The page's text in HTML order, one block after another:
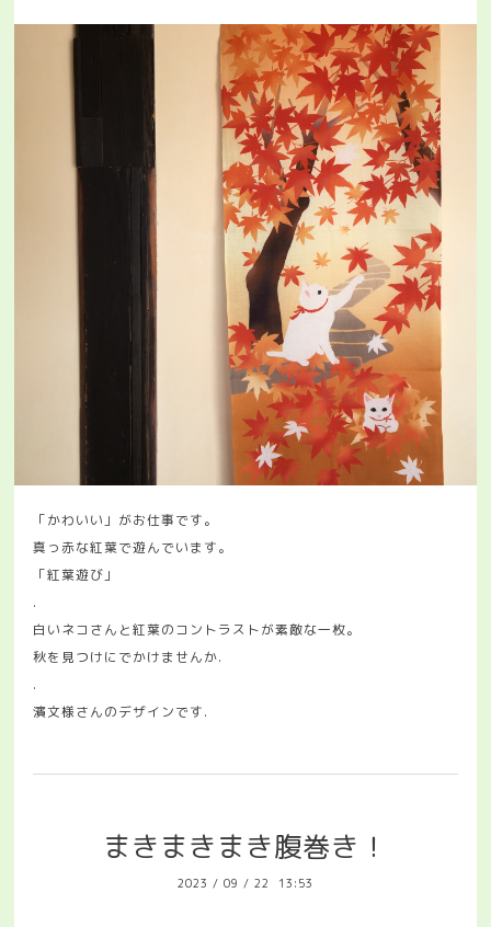
「かわいい」がお仕事です。
真っ赤な紅葉で遊んでいます。
「紅葉遊び」
.
白いネコさんと紅葉のコントラストが素敵な一枚。
秋を見つけにでかけませんか.
.
濱文様さんのデザインです.
まきまきまき腹巻き！
2023 / 09 / 22 13:53